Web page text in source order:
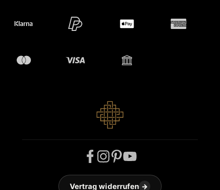
Vertrag widerrufen →